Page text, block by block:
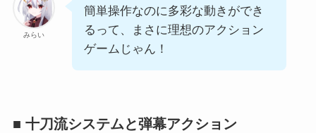
みらい
簡単操作なのに多彩な動きができ
るって、まさに理想のアクション
ゲームじゃん！
■ 十刀流システムと弾幕アクション